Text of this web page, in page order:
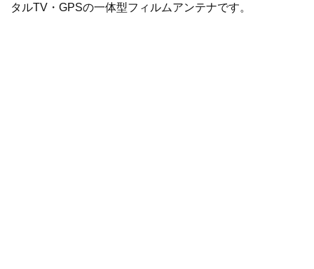
タルTV・GPSの一体型フィルムアンテナです。